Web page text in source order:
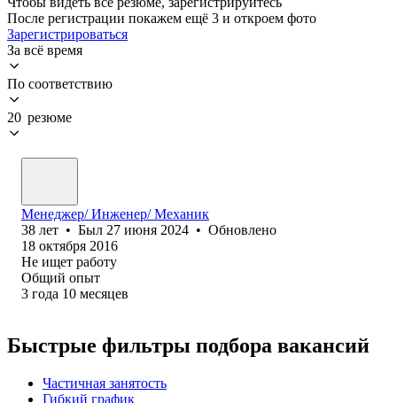
После регистрации покажем ещё 3 и откроем фото
Зарегистрироваться
За всё время
По соответствию
20 резюме
Менеджер/ Инженер/ Механик
38 лет • Был 27 июня 2024 • Обновлено
18 октября 2016
Не ищет работу
Общий опыт
3 года 10 месяцев
Быстрые фильтры подбора вакансий
Частичная занятость
Гибкий график